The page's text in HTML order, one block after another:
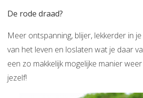
De rode draad?
Meer ontspanning, blijer, lekkerder in
van het leven en loslaten wat je daar
een zo makkelijk mogelijke manier
jezelf!